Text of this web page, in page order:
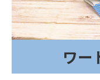
ワー